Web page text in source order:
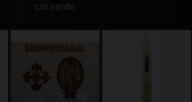
col.verde